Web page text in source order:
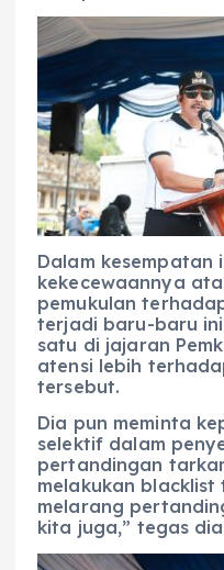
Dalam kesempatan
kekecewaannya
pemukulan
terjadi baru-baru
satu di jajaran
atensi lebih
tersebut.
Dia pun meminta
selektif dalam
pertandingan
melakukan
melarang
kita juga,” tegas